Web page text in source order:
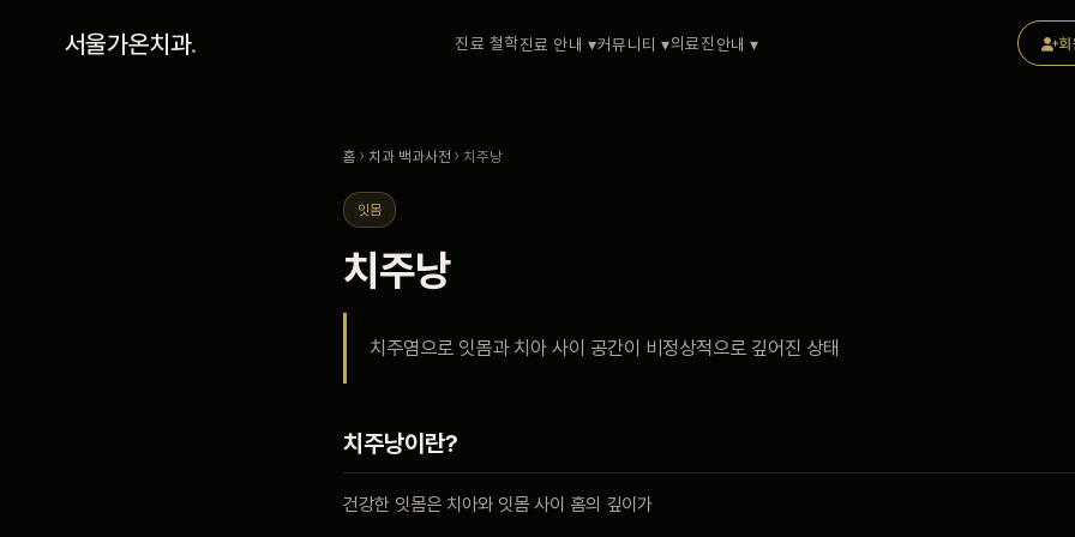
서울가온치과. 진료 철학진료 안내 ▾커뮤니티 ▾의료진 안내 ▾ 회
홈 › 치과 백과사전 › 치주낭
잇몸
치주낭
치주염으로 잇몸과 치아 사이 공간이 비정상적으로 깊어진 상태
치주낭이란?
건강한 잇몸은 치아와 잇몸 사이 홈의 깊이가